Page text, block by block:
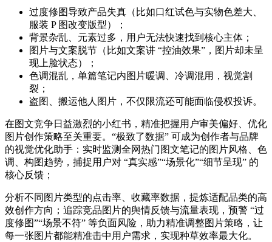
过度修图导致产品失真（比如口红试色与实物色差大、
服装 P 图改变版型）；
背景杂乱、元素过多，用户无法快速找到核心主体；
图片与文案脱节（比如文案讲 “控油效果”，图片却未呈
现上脸状态）；
色调混乱，单篇笔记内图片暖调、冷调混用，视觉割
裂；
盗图、搬运他人图片，不仅限流还可能面临侵权投诉。
在图文竞争日益激烈的小红书，精准把握用户审美偏好、优化
图片创作策略至关重要。“极致了数据” 可成为创作者与品牌
的视觉优化助手：实时监测全网热门图文笔记的图片风格、色
调、构图趋势，捕捉用户对 “真实感”“场景化”“细节呈现” 的
核心反馈；
分析不同图片类型的点击率、收藏率数据，提炼适配品类的高
效创作方向；追踪竞品图片的舆情反馈与流量表现，预警 “过
度修图”“场景不符” 等负面风险，助力精准调整图片策略，让
每一张图片都能精准击中用户需求，实现种草效率最大化。